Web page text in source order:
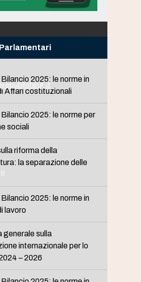
2025: le norme in
Affari costituzionali
2025: le norme per
sociali
riforma della
la separazione delle
2025: le norme in
lavoro
generale sulla
internazionale per lo
– 2026